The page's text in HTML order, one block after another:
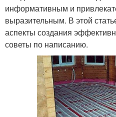
информативным и
выразительным. В этой
аспекты создания
советы по написанию.